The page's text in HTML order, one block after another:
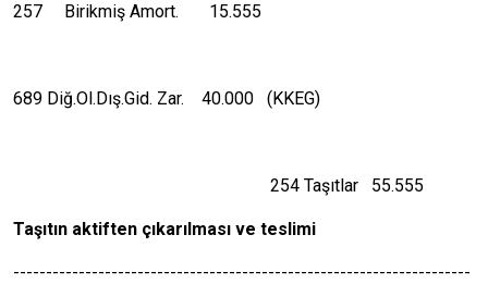
257 Birikmiş Amort. 15.555
689 Diğ.Ol.Dış.Gid. Zar. 40.000 (KKEG)
254 Taşıtlar 55.555
Taşıtın aktiften çıkarılması ve teslimi
----------------------------------------------------------------------